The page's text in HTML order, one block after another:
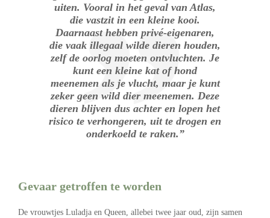
uiten. Vooral in het geval van Atlas,
die vastzit in een kleine kooi.
Daarnaast hebben privé-eigenaren,
die vaak illegaal wilde dieren houden,
zelf de oorlog moeten ontvluchten. Je
kunt een kleine kat of hond
meenemen als je vlucht, maar je kunt
zeker geen wild dier meenemen. Deze
dieren blijven dus achter en lopen het
risico te verhongeren, uit te drogen en
onderkoeld te raken.”
Gevaar getroffen te worden
De vrouwtjes Luladja en Queen, allebei twee jaar oud, zijn samen